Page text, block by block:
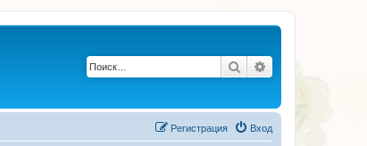
Поиск
Вход
Регистрация